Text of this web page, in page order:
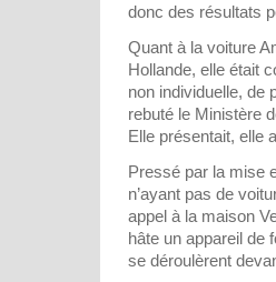
donc des résultats
Quant à la voiture
Hollande, elle était
non individuelle, de
rebuté le Ministère
Elle présentait, elle
Pressé par la mise
n’ayant pas de
appel à la maison
hâte un appareil de
se déroulèrent